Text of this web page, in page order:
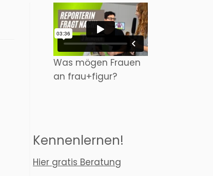
Was mögen Frauen
an frau+figur?
Kennenlernen!
Hier gratis Beratung